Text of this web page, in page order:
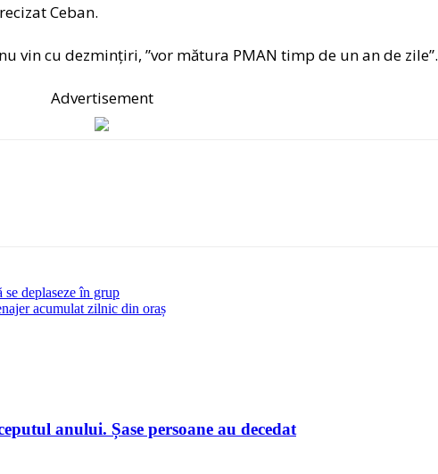
Ceban.
vin cu dezmințiri, ”vor mătura PMAN timp de un an de zile”.
Advertisement
deplaseze în grup
acumulat zilnic din oraș
anului. Șase persoane au decedat